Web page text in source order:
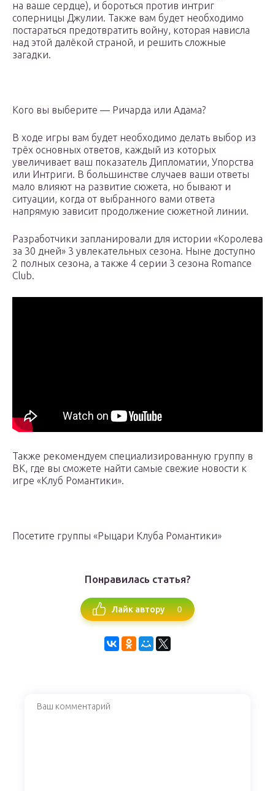
на ваше сердце), и бороться против интриг
соперницы Джулии. Также вам будет необходимо
постараться предотвратить войну, которая нависла
над этой далёкой страной, и решить сложные
загадки.
Кого вы выберите — Ричарда или Адама?
В ходе игры вам будет необходимо делать выбор из
трёх основных ответов, каждый из которых
увеличивает ваш показатель Дипломатии, Упорства
или Интриги. В большинстве случаев ваши ответы
мало влияют на развитие сюжета, но бывают и
ситуации, когда от выбранного вами ответа
напрямую зависит продолжение сюжетной линии.
Разработчики запланировали для истории «Королева
за 30 дней» 3 увлекательных сезона. Ныне доступно
2 полных сезона, а также 4 серии 3 сезона Romance
Club.
Также рекомендуем специализированную группу в
ВК, где вы сможете найти самые свежие новости к
игре «Клуб Романтики».
Посетите группы «Рыцари Клуба Романтики»
Понравилась статья?
Лайк автору 0